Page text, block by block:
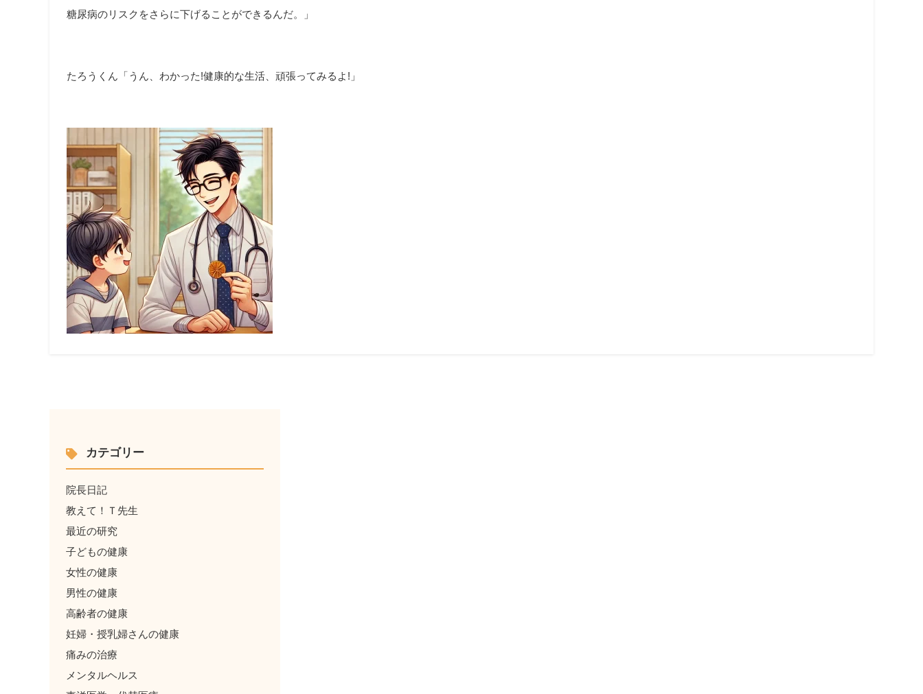
糖尿病のリスクをさらに下げることができるんだ。」
たろうくん「うん、わかった!健康的な生活、頑張ってみるよ!」
カテゴリー
院長日記
教えて！Ｔ先生
最近の研究
子どもの健康
女性の健康
男性の健康
高齢者の健康
妊婦・授乳婦さんの健康
痛みの治療
メンタルヘルス